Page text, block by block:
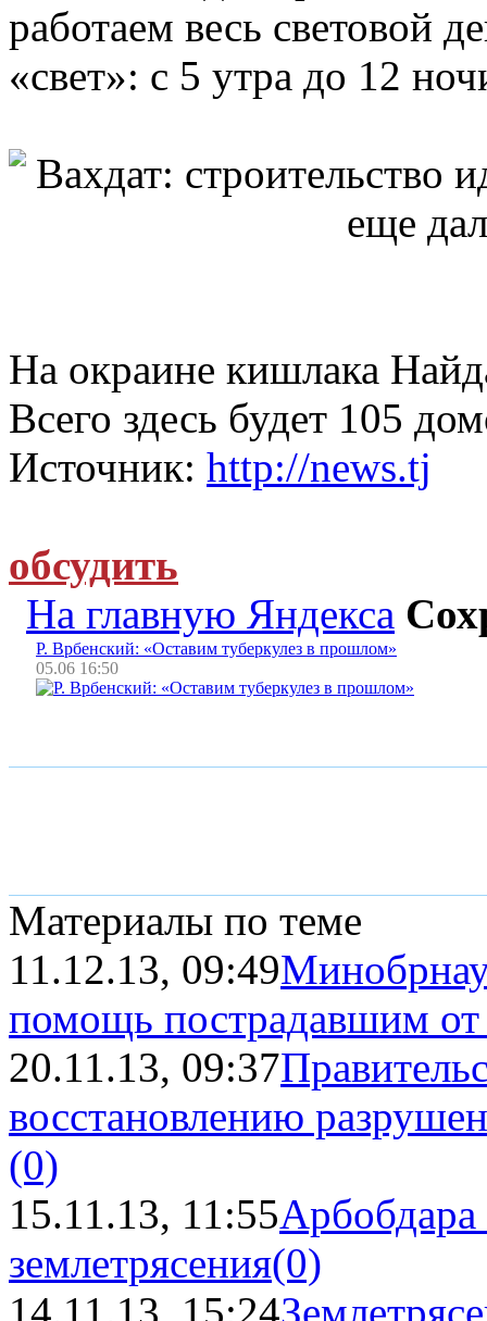
работаем весь световой
«свет»: с 5 утра до 12
На окраине кишлака
Всего здесь будет 105
Источник: http://news.tj
обсудить
На главную Яндекса
Р. Врбенский: «Оставим туберкулез в прошлом»
05.06 16:50
Материалы по теме
11.12.13, 09:49
помощь пострадавшим
20.11.13, 09:37
восстановлению
(0)
15.11.13, 11:55
землетрясения(0)